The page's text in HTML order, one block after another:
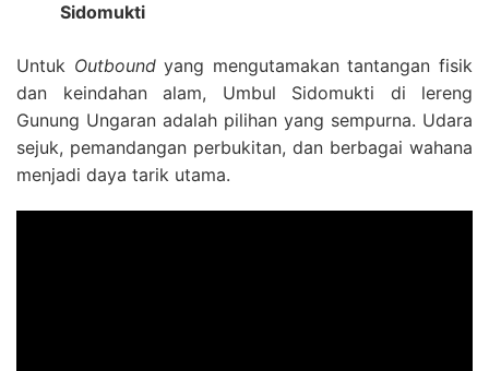
Sidomukti
Untuk Outboundyang mengutamakan tantangan fisik
dan keindahan alam, Umbul Sidomukti di lereng
Gunung Ungaran adalah pilihan yang sempurna. Udara
sejuk, pemandangan perbukitan, dan berbagai wahana
menjadi daya tarik utama.